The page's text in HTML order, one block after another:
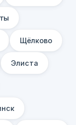
Щёлково
Элиста